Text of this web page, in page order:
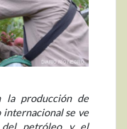
la producción de
internacional se ve